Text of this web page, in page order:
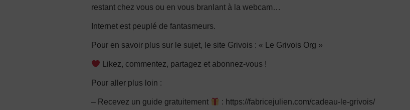
restant chez vous ou en vous branlant à la webcam…
Internet est peuplé de fantasmeurs.
Pour en savoir plus sur le sujet, le site Grivois : « Le Grivois Org »
Likez, commentez, partagez et abonnez-vous !
Pour aller plus loin :
– Recevez un guide gratuitement : https://fabricejulien.com/cadeau-le-grivois/